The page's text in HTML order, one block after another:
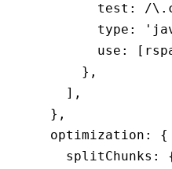
        test
: /
        type
:
        use
: [
      }
,
    ]
,
  }
,
  optimization
:
{
    splitChunks
: